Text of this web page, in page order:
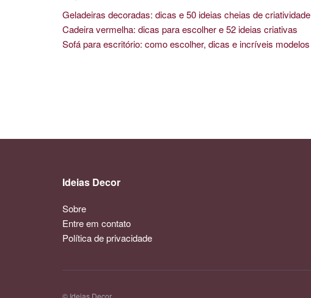
Geladeiras decoradas: dicas e 50 ideias cheias de criatividade
Cadeira vermelha: dicas para escolher e 52 ideias criativas
Sofá para escritório: como escolher, dicas e incríveis modelos
Ideias Decor
Sobre
Entre em contato
Política de privacidade
© Ideias Decor